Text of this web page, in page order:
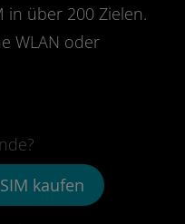
in über 200 Zielen.
WLAN oder
kaufen